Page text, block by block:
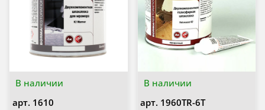
В наличии
арт. 1610
В наличии
арт. 1960TR-6T